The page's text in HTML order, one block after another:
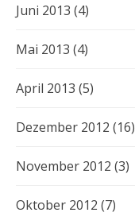
Juni 2013 (4)
Mai 2013 (4)
April 2013 (5)
Dezember 2012 (16)
November 2012 (3)
Oktober 2012 (7)